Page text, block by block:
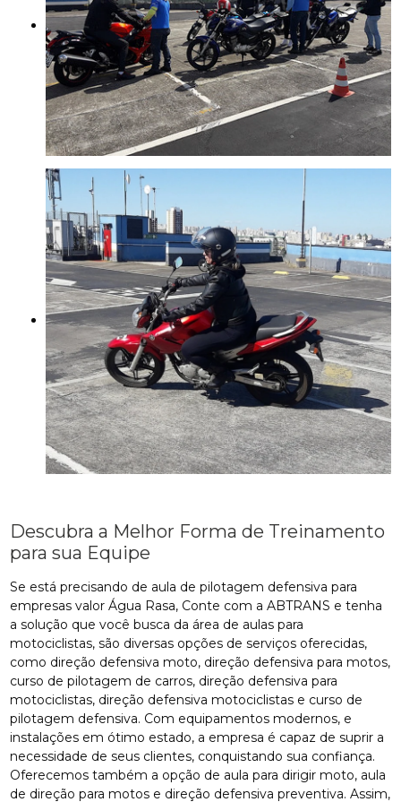
Descubra a Melhor Forma de Treinamento
para sua Equipe
Se está precisando de aula de pilotagem defensiva para
empresas valor Água Rasa, Conte com a ABTRANS e tenha
a solução que você busca da área de aulas para
motociclistas, são diversas opções de serviços oferecidas,
como direção defensiva moto, direção defensiva para motos,
curso de pilotagem de carros, direção defensiva para
motociclistas, direção defensiva motociclistas e curso de
pilotagem defensiva. Com equipamentos modernos, e
instalações em ótimo estado, a empresa é capaz de suprir a
necessidade de seus clientes, conquistando sua confiança.
Oferecemos também a opção de aula para dirigir moto, aula
de direção para motos e direção defensiva preventiva. Assim,